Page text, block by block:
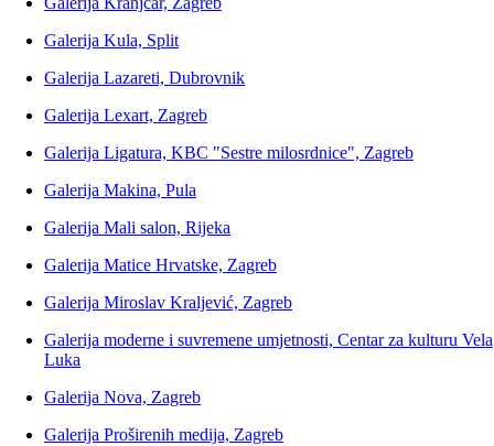
Galerija Kula, Split
Galerija Lazareti, Dubrovnik
Galerija Lexart, Zagreb
Galerija Ligatura, KBC "Sestre milosrdnice", Zagreb
Galerija Makina, Pula
Galerija Mali salon, Rijeka
Galerija Matice Hrvatske, Zagreb
Galerija Miroslav Kraljević, Zagreb
Galerija moderne i suvremene umjetnosti, Centar za kulturu Vela
Luka
Galerija Nova, Zagreb
Galerija Proširenih medija, Zagreb